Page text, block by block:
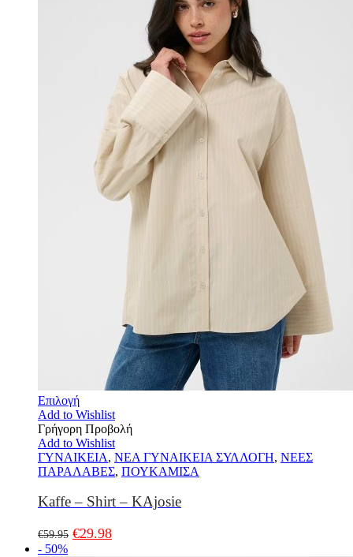
Επιλογή
Add to Wishlist
Γρήγορη Προβολή
Add to Wishlist
ΓΥΝΑΙΚΕΙΑ, ΝΕΑ ΓΥΝΑΙΚΕΙΑ ΣΥΛΛΟΓΗ, ΝΕΕΣ
ΠΑΡΑΛΑΒΕΣ, ΠΟΥΚΑΜΙΣΑ
Kaffe – Shirt – KAjosie
€59.95 €29.98
- 50%